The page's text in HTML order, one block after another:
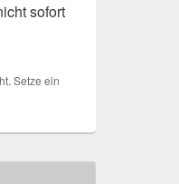
sofort
Setze ein